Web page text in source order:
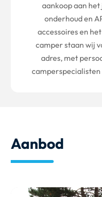
aankoop aan
onderhoud en
accessoires en
camper staan wij
adres, met
camperspecialisten
Aanbod